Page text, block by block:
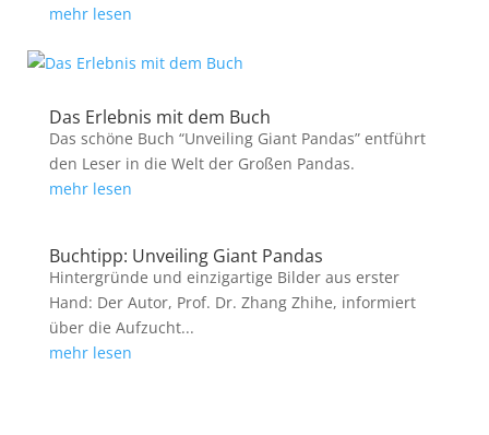
mehr lesen
Das Erlebnis mit dem Buch
Das schöne Buch “Unveiling Giant Pandas” entführt
den Leser in die Welt der Großen Pandas.
mehr lesen
Buchtipp: Unveiling Giant Pandas
Hintergründe und einzigartige Bilder aus erster
Hand: Der Autor, Prof. Dr. Zhang Zhihe, informiert
über die Aufzucht...
mehr lesen